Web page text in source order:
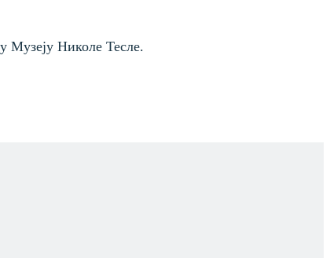
Музеју Николе Тесле.